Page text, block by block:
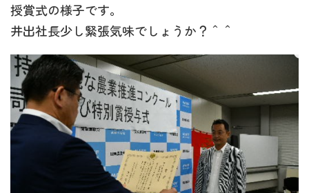
授賞式の様子です。
井出社長少し緊張気味でしょうか？＾＾